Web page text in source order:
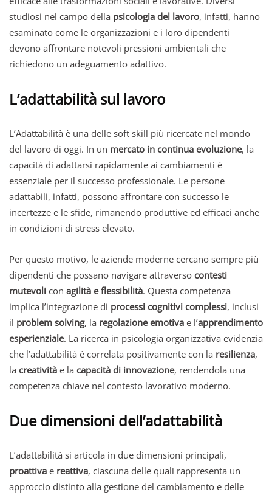
studiosi nel campo della psicologia del lavoro, infatti, hanno
esaminato come le organizzazioni e i loro dipendenti
devono affrontare notevoli pressioni ambientali che
richiedono un adeguamento adattivo.
L’adattabilità sul lavoro
L’Adattabilità è una delle soft skill più ricercate nel mondo
del lavoro di oggi. In un mercato in continua evoluzione, la
capacità di adattarsi rapidamente ai cambiamenti è
essenziale per il successo professionale. Le persone
adattabili, infatti, possono affrontare con successo le
incertezze e le sfide, rimanendo produttive ed efficaci anche
in condizioni di stress elevato.
Per questo motivo, le aziende moderne cercano sempre più
dipendenti che possano navigare attraverso contesti
mutevoli con agilità e flessibilità. Questa competenza
implica l’integrazione di processi cognitivi complessi, inclusi
il problem solving, la regolazione emotiva e l’apprendimento
esperienziale. La ricerca in psicologia organizzativa evidenzia
che l’adattabilità è correlata positivamente con la resilienza,
la creatività e la capacità di innovazione, rendendola una
competenza chiave nel contesto lavorativo moderno.
Due dimensioni dell’adattabilità
L’adattabilità si articola in due dimensioni principali,
proattiva e reattiva, ciascuna delle quali rappresenta un
approccio distinto alla gestione del cambiamento e delle